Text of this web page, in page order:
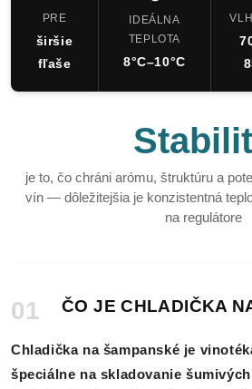
PRE
širšie
fľaše
IDEÁLNA
TEPLOTA
8°C–10°C
je to, čo chráni arómu, štruktúru a
vín — dôležitejšia je konzistentná
na regulátore
01 ČO JE CHLADIČKA
Chladička na šampanské je
špeciálne na skladovanie